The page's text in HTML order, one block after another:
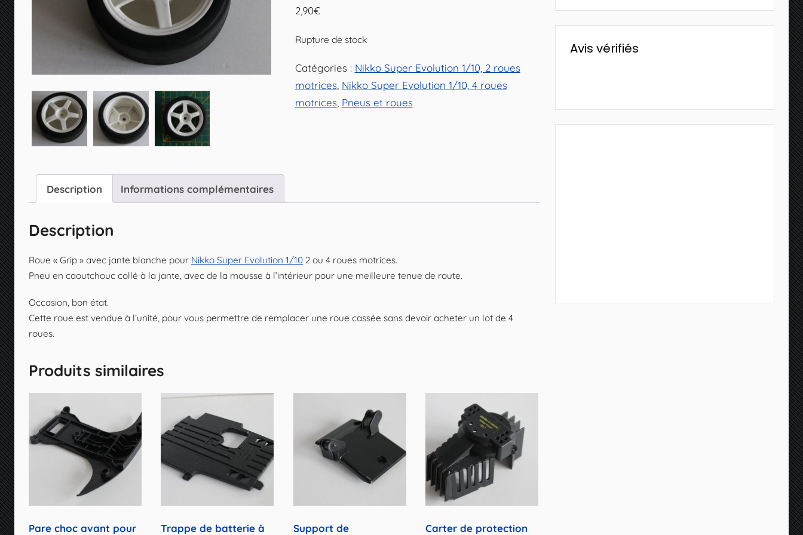
2,90€
Rupture de stock
Catégories : Nikko Super Evolution 1/10, 2 roues
motrices, Nikko Super Evolution 1/10, 4 roues
motrices, Pneus et roues
Description Informations complémentaires
Description
Roue « Grip » avec jante blanche pour Nikko Super Evolution 1/10 2 ou 4 roues motrices.
Pneu en caoutchouc collé à la jante, avec de la mousse à l’intérieur pour une meilleure tenue de route.
Occasion, bon état.
Cette roue est vendue à l’unité, pour vous permettre de remplacer une roue cassée sans devoir acheter un lot de 4
roues.
Produits similaires
Pare choc avant pour
Trappe de batterie à
Support de
Carter de protection
Avis vérifiés